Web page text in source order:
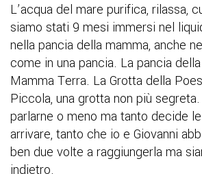
L’acqua del mare purifica, rilassa,
siamo stati 9 mesi immersi nel
nella pancia della mamma, anche
come in una pancia. La pancia
Mamma Terra. La Grotta della
Piccola, una grotta non più
parlarne o meno ma tanto decide
arrivare, tanto che io e Giovanni
ben due volte a raggiungerla ma
indietro.